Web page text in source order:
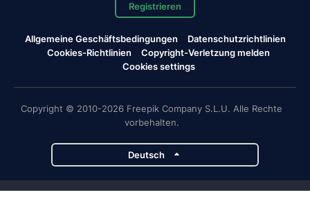
Registrieren
Allgemeine Geschäftsbedingungen
Datenschutzrichtlinien
Cookies-Richtlinien
Copyright-Verletzung melden
Cookies settings
Copyright © 2010-2026 Freepik Company S.L.U. Alle Rechte
vorbehalten.
Deutsch